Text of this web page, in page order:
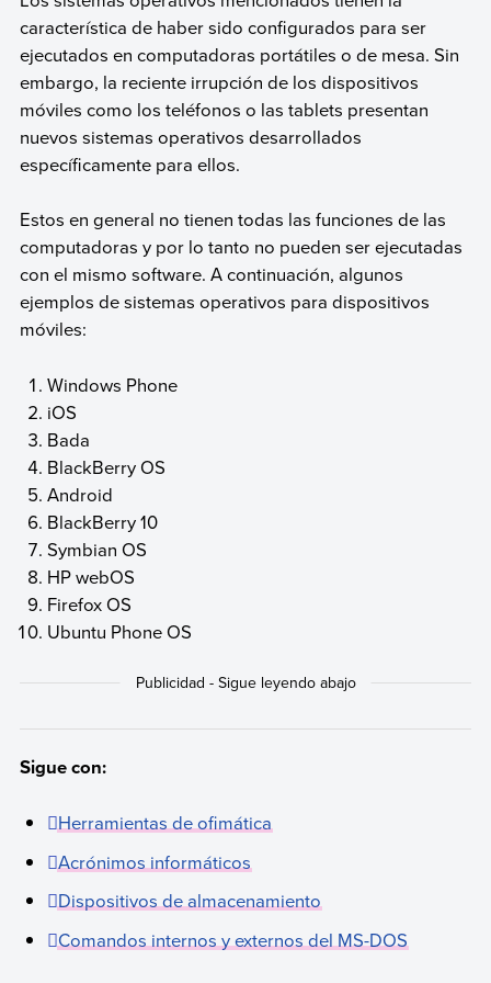
característica de haber sido configurados para ser
ejecutados en computadoras portátiles o de mesa. Sin
embargo, la reciente irrupción de los dispositivos
móviles como los teléfonos o las tablets presentan
nuevos sistemas operativos desarrollados
específicamente para ellos.
Estos en general no tienen todas las funciones de las
computadoras y por lo tanto no pueden ser ejecutadas
con el mismo software. A continuación, algunos
ejemplos de sistemas operativos para dispositivos
móviles:
Windows Phone
iOS
Bada
BlackBerry OS
Android
BlackBerry 10
Symbian OS
HP webOS
Firefox OS
Ubuntu Phone OS
Sigue con:
Herramientas de ofimática
Acrónimos informáticos
Dispositivos de almacenamiento
Comandos internos y externos del MS-DOS